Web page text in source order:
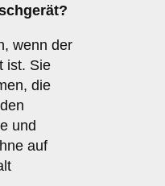
?
wenn der
ist. Sie
die
und
auf